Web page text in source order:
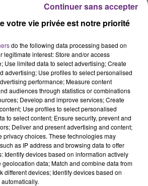
DE REIMS FERME
du centre-ville
JouéClub est contraint de
5h00
5h00
votre vie privée est notre priorité
do the following data processing based on
legitimate interest: Store and/or access
Use limited data to select advertising; Create
advertising; Use profiles to select personalised
performance; Measure content
audiences through statistics or combinations
Develop and improve services; Create
Use profiles to select personalised
to select content; Ensure security, prevent and
Deliver and present advertising and content;
privacy choices. These technologies may
as IP address and browsing data to offer
Identify devices based on information actively
data; Match and combine data from
different devices; Identify devices based on
Continuer sans accepter